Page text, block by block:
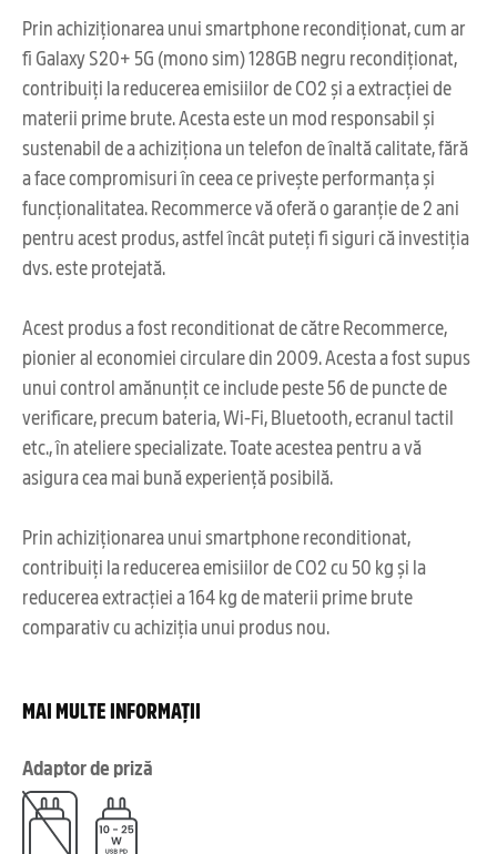
Prin achiziționarea unui smartphone recondiționat, cum ar
fi Galaxy S20+ 5G (mono sim) 128GB negru recondiționat,
contribuiți la reducerea emisiilor de CO2 și a extracției de
materii prime brute. Acesta este un mod responsabil și
sustenabil de a achiziționa un telefon de înaltă calitate, fără
a face compromisuri în ceea ce privește performanța și
funcționalitatea. Recommerce vă oferă o garanție de 2 ani
pentru acest produs, astfel încât puteți fi siguri că investiția
dvs. este protejată.
Acest produs a fost reconditionat de către Recommerce,
pionier al economiei circulare din 2009. Acesta a fost supus
unui control amănunțit ce include peste 56 de puncte de
verificare, precum bateria, Wi-Fi, Bluetooth, ecranul tactil
etc., în ateliere specializate. Toate acestea pentru a vă
asigura cea mai bună experiență posibilă.
Prin achiziționarea unui smartphone reconditionat,
contribuiți la reducerea emisiilor de CO2 cu 50 kg și la
reducerea extracției a 164 kg de materii prime brute
comparativ cu achiziția unui produs nou.
MAI MULTE INFORMAȚII
Adaptor de priză